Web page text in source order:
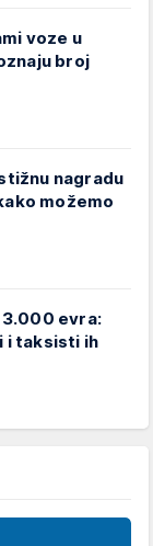
voze u
broj
nagradu
možemo
3.000 evra:
i taksisti ih